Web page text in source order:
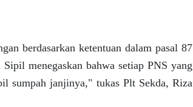
berdasarkan ketentuan dalam pasal 87
menegaskan bahwa setiap PNS yang
sumpah janjinya," tukas Plt Sekda, Riza